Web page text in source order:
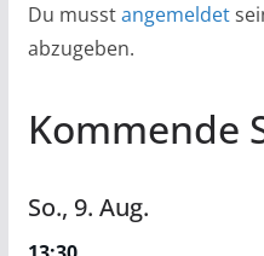
Du musstangemeldet
abzugeben.
Kommende
So., 9. Aug.